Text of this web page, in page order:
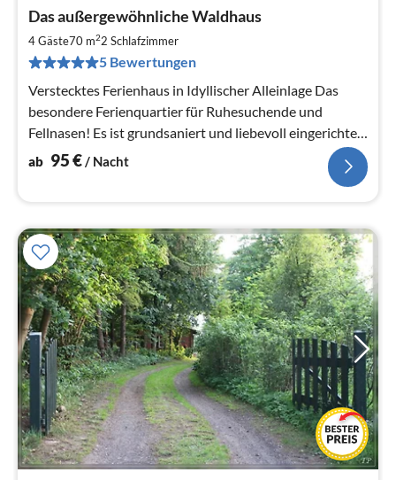
Das außergewöhnliche Waldhaus
4 Gäste70 m22 Schlafzimmer
5 Bewertungen
Verstecktes Ferienhaus in Idyllischer Alleinlage Das
besondere Ferienquartier für Ruhesuchende und
Fellnasen! Es ist grundsaniert und liebevoll eingerichtet
2500qm eingez.Grundstück
ab 95€/ Nacht